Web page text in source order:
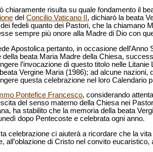
chiaramente risulta su quale fondamento il
del Concilio Vaticano II , dichiarò la beata
fedeli quanto dei Pastori, che la chiamano
sempre più onore alla Madre di Dio con
Apostolica pertanto, in occasione
della beata Maria Madre della Chiesa,
l’invocazione di questo titolo nelle
Vergine Maria (1986); ad alcune
questa celebrazione nel loro Calendario
Pontefice Francesco, considerando
del senso materno della Chiesa nei
ha stabilito che la memoria della beata
dopo Pentecoste e celebrata ogni anno.
celebrazione ci aiuterà a ricordare che la
all’oblazione di Cristo nel convito